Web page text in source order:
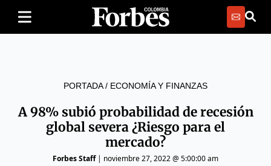
PORTADA/ ECONOMÍA Y FINANZAS
A 98% subió probabilidad de recesión
global severa ¿Riesgo para el
mercado?
Forbes Staff| noviembre 27, 2022 @ 5:00:00 am